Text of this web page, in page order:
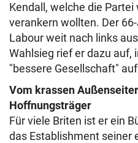
Kendall, welche die
verankern wollten. Der
Labour weit nach links
Wahlsieg rief er dazu auf,
"bessere Gesellschaft"
Vom krassen
Hoffnungsträger
Für viele Briten ist er ein
das Establishment seiner